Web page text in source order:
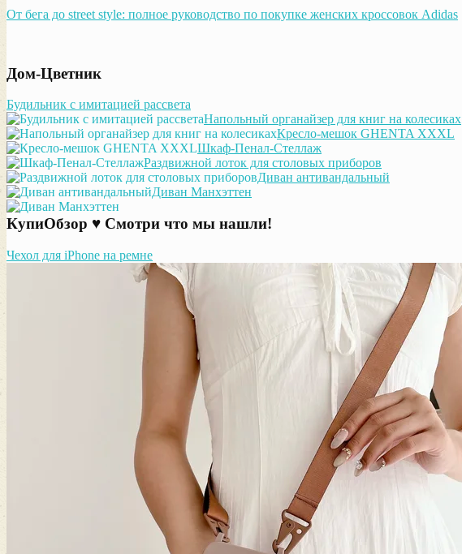
От бега до street style: полное руководство по покупке женских кроссовок Adidas
Дом-Цветник
Будильник с имитацией рассвета
Напольный органайзер для книг на колесиках
Кресло-мешок GHENTA XXXL
Шкаф-Пенал-Стеллаж
Раздвижной лоток для столовых приборов
Диван антивандальный
Диван Манхэттен
КупиОбзор ♥ Смотри что мы нашли!
Чехол для iPhone на ремне